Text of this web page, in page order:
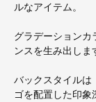
ルなアイテム。
グラデーションカ
ンスを生み出しま
バックスタイルは
ゴを配置した印